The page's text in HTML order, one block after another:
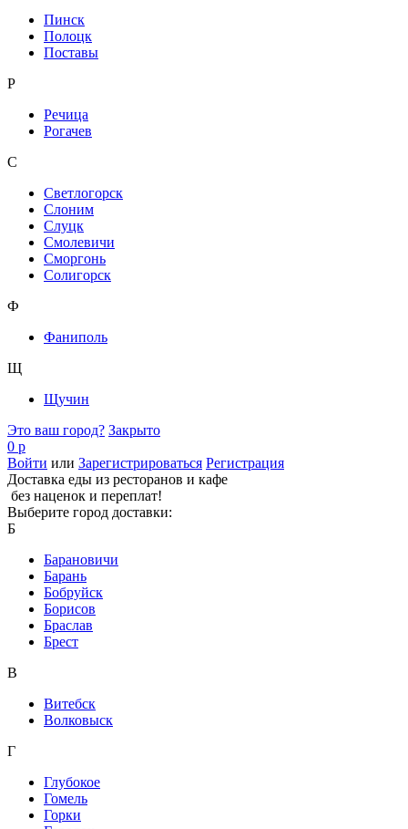
Пинск
Полоцк
Поставы
Р
Речица
Рогачев
С
Светлогорск
Слоним
Слуцк
Смолевичи
Сморгонь
Солигорск
Ф
Фаниполь
Щ
Щучин
Это ваш город? Закрыто
0 р
Войти или Зарегистрироваться Регистрация
Доставка еды из ресторанов и кафе
без наценок и переплат!
Выберите город доставки:
Б
Барановичи
Барань
Бобруйск
Борисов
Браслав
Брест
В
Витебск
Волковыск
Г
Глубокое
Гомель
Горки